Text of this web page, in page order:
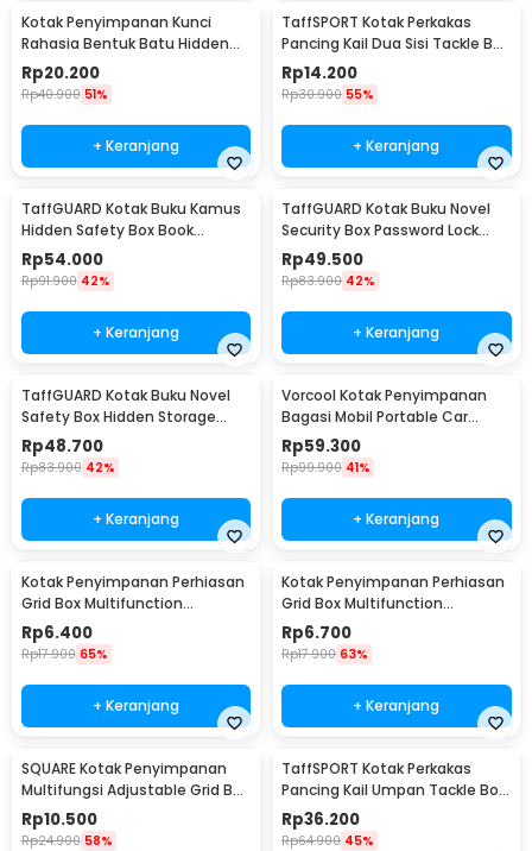
Kotak Penyimpanan Kunci
Rahasia Bentuk Batu Hidden
Key Box - B0521
Rp20.200
Rp40.900 51%
+ Keranjang
TaffSPORT Kotak Perkakas
Pancing Kail Dua Sisi Tackle Box
14 Grid - LX01
Rp14.200
Rp30.900 55%
+ Keranjang
TaffGUARD Kotak Buku Kamus
Hidden Safety Box Book
Password Lock Size S - KB-10P
Rp54.000
Rp91.900 42%
+ Keranjang
TaffGUARD Kotak Buku Novel
Security Box Password Lock
Size S - KB-20P
Rp49.500
Rp83.900 42%
+ Keranjang
TaffGUARD Kotak Buku Novel
Safety Box Hidden Storage
Password Lock - KB-30P
Rp48.700
Rp83.900 42%
+ Keranjang
Vorcool Kotak Penyimpanan
Bagasi Mobil Portable Car
Storage Box 25 L - VL25
Rp59.300
Rp99.900 41%
+ Keranjang
Kotak Penyimpanan Perhiasan
Grid Box Multifunction
Organizer 24 Slot - J13/J24
Rp6.400
Rp17.900 65%
+ Keranjang
Kotak Penyimpanan Perhiasan
Grid Box Multifunction
Organizer 13 Slot - J13/J24
Rp6.700
Rp17.900 63%
+ Keranjang
SQUARE Kotak Penyimpanan
Multifungsi Adjustable Grid Box
24 Slot - J24D
Rp10.500
Rp24.900 58%
TaffSPORT Kotak Perkakas
Pancing Kail Umpan Tackle Box
14 Grid - LYH-1017
Rp36.200
Rp64.900 45%